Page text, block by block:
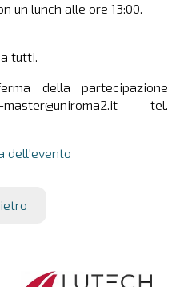
un lunch alle ore 13:00.
tutti.
della partecipazione
tel.
dell'evento